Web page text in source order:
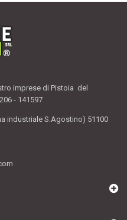
imprese di Pistoia del
- 141597
industriale S.Agostino) 51100